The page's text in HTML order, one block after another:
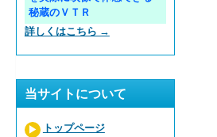
秘蔵のＶＴＲ
詳しくはこちら →
当サイトについて
トップページ